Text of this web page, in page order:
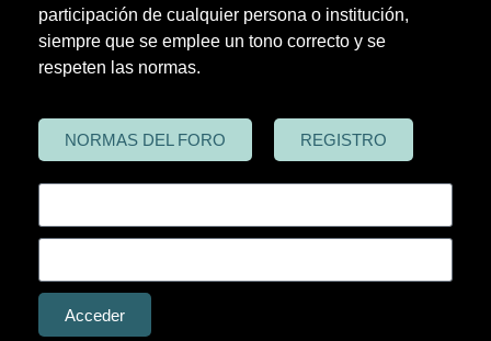
participación de cualquier persona o institución,
siempre que se emplee un tono correcto y se
respeten las normas.
NORMAS DEL FORO REGISTRO
Acceder